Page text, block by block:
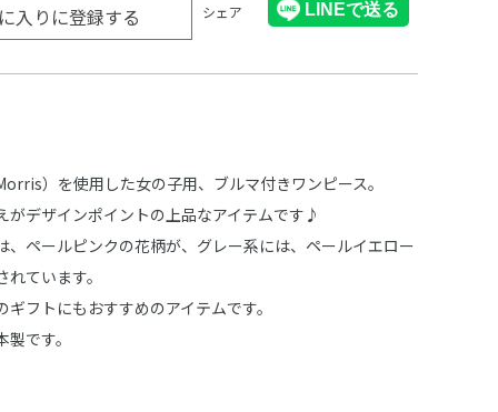
入りに登録する シェア
）を使用した女の子用、ブルマ付きワンピース。
がデザインポイントの上品なアイテムです♪
、ペールピンクの花柄が、グレー系には、ペールイエロー
ています。
フトにもおすすめのアイテムです。
です。